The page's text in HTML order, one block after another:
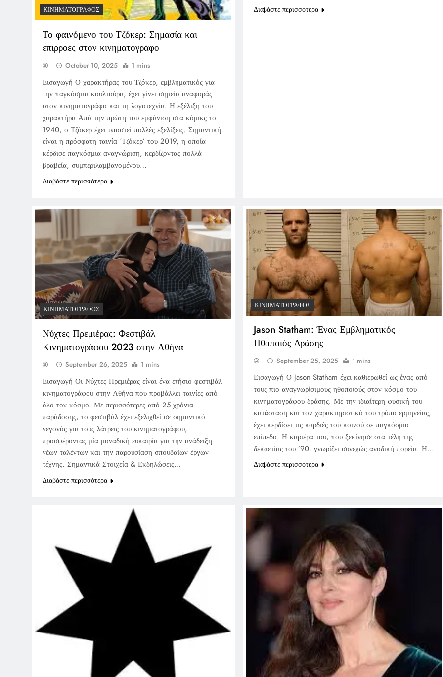
ΚΙΝΗΜΑΤΟΓΡΆΦΟΣ
Το φαινόμενο του Τζόκερ: Σημασία και
επιρροές στον κινηματογράφο
October 10, 2025 1 mins
Εισαγωγή Ο χαρακτήρας του Τζόκερ, εμβληματικός για
την παγκόσμια κουλτούρα, έχει γίνει σημείο αναφοράς
στον κινηματογράφο και τη λογοτεχνία. Η εξέλιξη του
χαρακτήρα Από την πρώτη του εμφάνιση στα κόμικς το
1940, ο Τζόκερ έχει υποστεί πολλές εξελίξεις. Σημαντική
είναι η πρόσφατη ταινία ‘Τζόκερ’ του 2019, η οποία
κέρδισε παγκόσμια αναγνώριση, κερδίζοντας πολλά
βραβεία, συμπεριλαμβανομένου…
Διαβάστε περισσότερα
Διαβάστε περισσότερα
ΚΙΝΗΜΑΤΟΓΡΆΦΟΣ
Νύχτες Πρεμιέρας: Φεστιβάλ
Κινηματογράφου 2023 στην Αθήνα
September 26, 2025 1 mins
Εισαγωγή Οι Νύχτες Πρεμιέρας είναι ένα ετήσιο φεστιβάλ
κινηματογράφου στην Αθήνα που προβάλλει ταινίες από
όλο τον κόσμο. Με περισσότερες από 25 χρόνια
παράδοσης, το φεστιβάλ έχει εξελιχθεί σε σημαντικό
γεγονός για τους λάτρεις του κινηματογράφου,
προσφέροντας μία μοναδική ευκαιρία για την ανάδειξη
νέων ταλέντων και την παρουσίαση σπουδαίων έργων
τέχνης. Σημαντικά Στοιχεία & Εκδηλώσεις…
Διαβάστε περισσότερα
ΚΙΝΗΜΑΤΟΓΡΆΦΟΣ
Jason Statham: Ένας Εμβληματικός
Ηθοποιός Δράσης
September 25, 2025 1 mins
Εισαγωγή Ο Jason Statham έχει καθιερωθεί ως ένας από
τους πιο αναγνωρίσιμους ηθοποιούς στον κόσμο του
κινηματογράφου δράσης. Με την ιδιαίτερη φυσική του
κατάσταση και τον χαρακτηριστικό του τρόπο ερμηνείας,
έχει κερδίσει τις καρδιές του κοινού σε παγκόσμιο
επίπεδο. Η καριέρα του, που ξεκίνησε στα τέλη της
δεκαετίας του ’90, γνωρίζει συνεχώς ανοδική πορεία. Η…
Διαβάστε περισσότερα